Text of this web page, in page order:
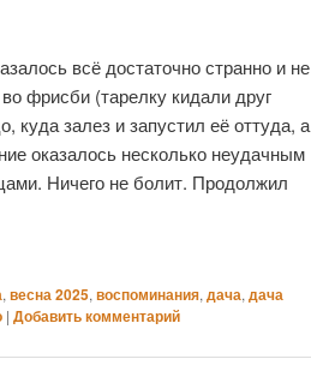
всё достаточно странно и не
фрисби (тарелку кидали друг
куда залез и запустил её оттуда, а
оказалось несколько неудачным
Ничего не болит. Продолжил
, весна 2025, воспоминания, дача, дача
| Добавить комментарий